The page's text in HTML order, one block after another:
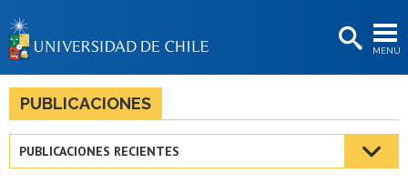
MENÚ
BIBLIOTECAS
LA UNIVERSIDAD
Estudiantes
PUBLICACIONES
PUBLICACIONES RECIENTES